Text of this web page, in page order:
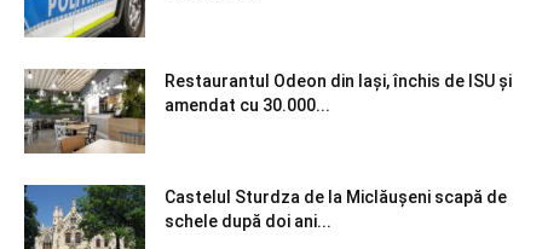
Restaurantul Odeon din Iași, închis de ISU și
amendat cu 30.000...
Castelul Sturdza de la Miclăușeni scapă de
schele după doi ani...